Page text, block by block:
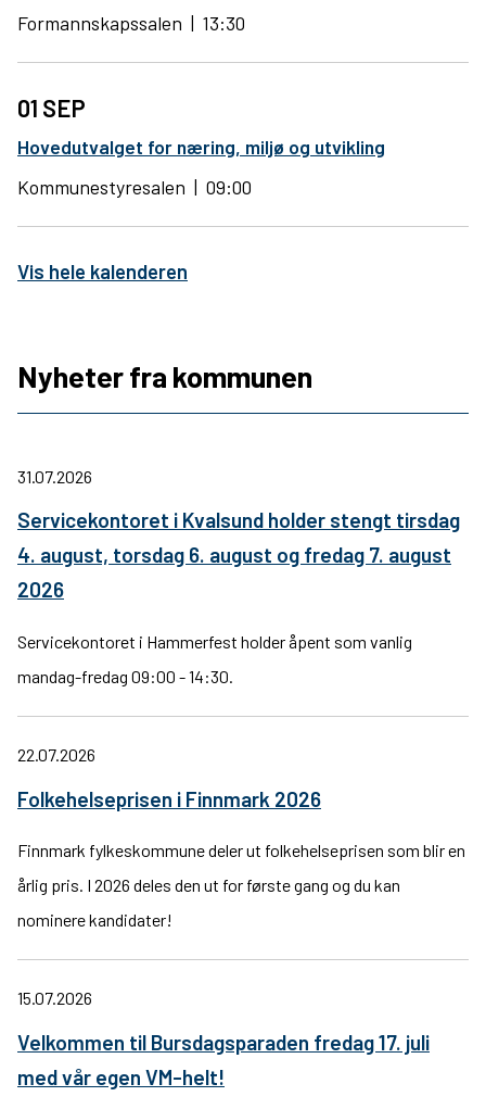
Formannskapssalen
13:30
01 SEP
Hovedutvalget for næring, miljø og utvikling
Kommunestyresalen
09:00
Vis hele kalenderen
Nyheter fra kommunen
31.07.2026
Servicekontoret i Kvalsund holder stengt tirsdag
4. august, torsdag 6. august og fredag 7. august
2026
Servicekontoret i Hammerfest holder åpent som vanlig
mandag-fredag 09:00 - 14:30.
22.07.2026
Folkehelseprisen i Finnmark 2026
Finnmark fylkeskommune deler ut folkehelseprisen som blir en
årlig pris. I 2026 deles den ut for første gang og du kan
nominere kandidater!
15.07.2026
Velkommen til Bursdagsparaden fredag 17. juli
med vår egen VM-helt!